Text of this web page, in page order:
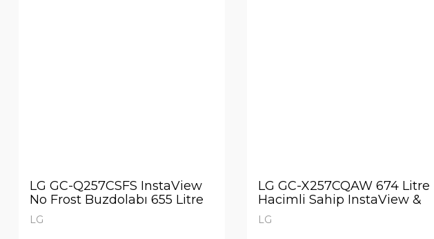
LG GC-Q257CSFS InstaView
No Frost Buzdolabı 655 Litre
LG
LG GC-X257CQAW 674 Litre
Hacimli Sahip InstaView &
Door-in-Door Su Sebilli Mat
Siyah
LG